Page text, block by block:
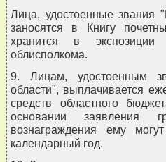
Лица, удостоенные звания
заносятся в Книгу
хранится в
облисполкома.
9. Лицам, удостоенным
области", выплачивается
средств областного
основании заявления
вознаграждения ему
календарный год.